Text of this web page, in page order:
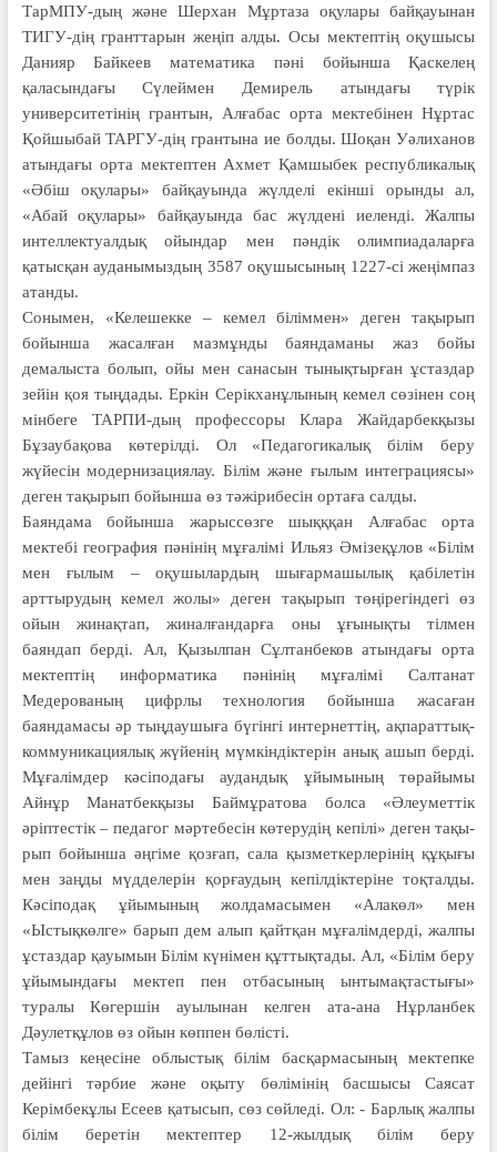
ТарМПУ-дың және Шерхан Мұртаза оқулары байқауынан
ТИГУ-дің гранттарын жеңіп алды. Осы мектептің оқушысы
Данияр Байкеев математика пәні бойынша Қаскелең
қаласындағы Сүлеймен Демирель атындағы түрік
университетінің грантын, Алғабас орта мектебінен Нұртас
Қойшыбай ТАРГУ-дің грантына ие болды. Шоқан Уәлиханов
атындағы орта мектептен Ахмет Қамшыбек республикалық
«Әбіш оқулары» байқауында жүлделі екінші орынды ал,
«Абай оқулары» байқауында бас жүлдені иеленді. Жалпы
интеллектуалдық ойындар мен пәндік олимпиадаларға
қатысқан ауданымыздың 3587 оқушысының 1227-сі жеңімпаз
атанды.
Сонымен, «Келешекке – кемел біліммен» деген тақырып
бойынша жасалған мазмұнды баяндаманы жаз бойы
демалыста болып, ойы мен санасын тынықтырған ұстаздар
зейін қоя тыңдады. Еркін Серікханұлының кемел сөзінен соң
мінбеге ТАРПИ-дың профессоры Клара Жайдарбекқызы
Бұзаубақова көтерілді. Ол «Педаго­ги­ка­лық білім беру
жүйесін модер­низациялау. Білім және ғылым инте­гра­циясы»
деген тақырып бойынша өз тәжі­рибесін ортаға салды.
Баяндама бойынша жарыссөзге шықққан Алғабас орта
мектебі география пәнінің мұғалімі Ильяз Әмізеқұлов «Білім
мен ғылым – оқушылардың шығармашылық қабілетін
арттырудың кемел жолы» деген тақырып төңірегіндегі өз
ойын жинақтап, жиналғандарға оны ұғынықты тілмен
баяндап берді. Ал, Қызылпан Сұлтанбеков атындағы орта
мектептің информатика пәнінің мұғалімі Салтанат
Медерованың цифрлы технология бойынша жасаған
баяндамасы әр тыңдаушыға бүгінгі интернеттің, ақпараттық-
коммуникациялық жүйе­нің мүмкіндіктерін анық ашып берді.
Мұғалімдер кәсіподағы аудандық ұйы­мының төрайымы
Айнұр Манат­бекқызы Баймұратова болса «Әлеу­меттік
әріптестік – педагог мәрте­бе­сін көтерудің кепілі» деген тақы­
рып бойынша әңгіме қозғап, сала қызметкерлерінің құқығы
мен заңды мүдделерін қорғаудың кепілдіктеріне тоқталды.
Кәсіподақ ұйымының жолдамасымен «Алакөл» мен
«Ыстықкөлге» барып дем алып қайтқан мұғалімдерді, жалпы
ұстаздар қауымын Білім күнімен құттықтады. Ал, «Білім беру
ұйымындағы мектеп пен отбасының ынтымақтастығы»
туралы Көгершін ауылынан келген ата-ана Нұрланбек
Дәулетқұлов өз ойын көппен бөлісті.
Тамыз кеңесіне облыстық білім басқармасының мектепке
дейінгі тәрбие және оқыту бөлімінің басшысы Саясат
Керімбекұлы Есеев қатысып, сөз сөйледі. Ол: ‑ Барлық жалпы
білім беретін мектептер 12-жылдық білім беру